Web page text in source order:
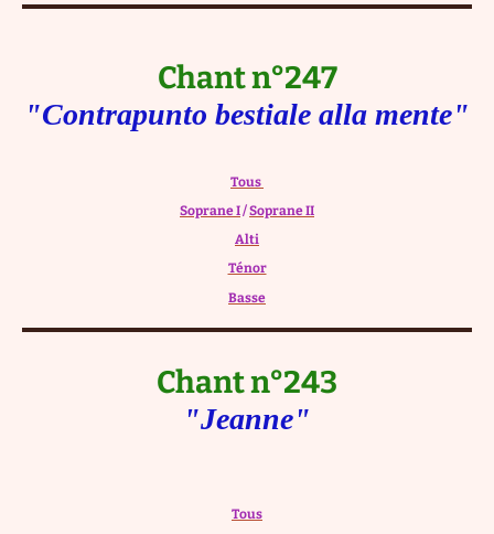
Chant n°247
"Contrapunto bestiale alla mente"
Tous
Soprane I/Soprane II
Alti
Ténor
Basse
Chant n°243
"Jeanne"
Tous